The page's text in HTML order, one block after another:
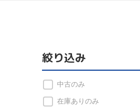
絞り込み
中古のみ
在庫ありのみ